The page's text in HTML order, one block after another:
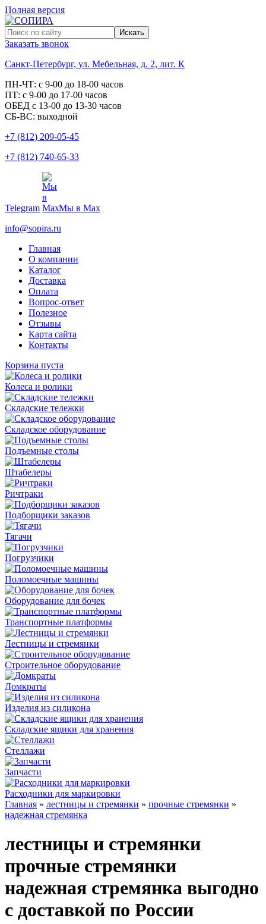
Полная версия
Заказать звонок
Санкт-Петербург, ул. Мебельная, д. 2, лит. К
ПН-ЧТ: с 9-00 до 18-00 часов
ПТ: с 9-00 до 17-00 часов
ОБЕД с 13-00 до 13-30 часов
СБ-ВС: выходной
+7 (812) 209-05-45
+7 (812) 740-65-33
Telegram
Мы в Max
info@sopira.ru
Главная
О компании
Каталог
Доставка
Оплата
Вопрос-ответ
Полезное
Отзывы
Карта сайта
Контакты
Корзина пуста
Колеса и ролики
Складские тележки
Складское оборудование
Подъемные столы
Штабелеры
Ричтраки
Подборщики заказов
Тягачи
Погрузчики
Поломоечные машины
Оборудование для бочек
Транспортные платформы
Лестницы и стремянки
Строительное оборудование
Домкраты
Изделия из силикона
Складские ящики для хранения
Стеллажи
Запчасти
Расходники для маркировки
Главная » лестницы и стремянки » прочные стремянки »
надежная стремянка
лестницы и стремянки
прочные стремянки
надежная стремянка выгодно
с доставкой по России